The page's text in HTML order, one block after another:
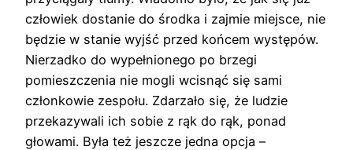
człowiek dostanie do środka i zajmie miejsce, nie
będzie w stanie wyjść przed końcem występów.
Nierzadko do wypełnionego po brzegi
pomieszczenia nie mogli wcisnąć się sami
członkowie zespołu. Zdarzało się, że ludzie
przekazywali ich sobie z rąk do rąk, ponad
głowami. Była też jeszcze jedna opcja –